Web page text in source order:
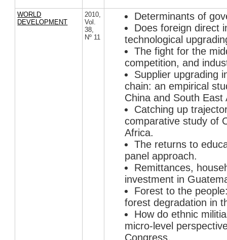
WORLD
DEVELOPMENT
2010,
Vol.
38,
Nº 11
Determinants of
Does foreign direct
technological
The fight for the
competition, and
Supplier upgrading
chain: an empirical
China and South East
Catching up
comparative study of
Africa.
The returns to
panel approach.
Remittances,
investment in
Forest to the
forest degradation in
How do ethnic
micro-level
Congress.